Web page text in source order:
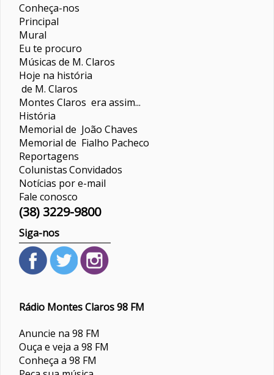
Conheça-nos
Principal
Mural
Eu te procuro
Músicas de M. Claros
Hoje na história
de M. Claros
Montes Claros era assim...
História
Memorial de João Chaves
Memorial de Fialho Pacheco
Reportagens
ColunistasConvidados
Notícias por e-mail
Fale conosco
(38) 3229-9800
Siga-nos
Rádio Montes Claros 98 FM
Anuncie na 98 FM
Ouça e veja a 98 FM
Conheça a 98 FM